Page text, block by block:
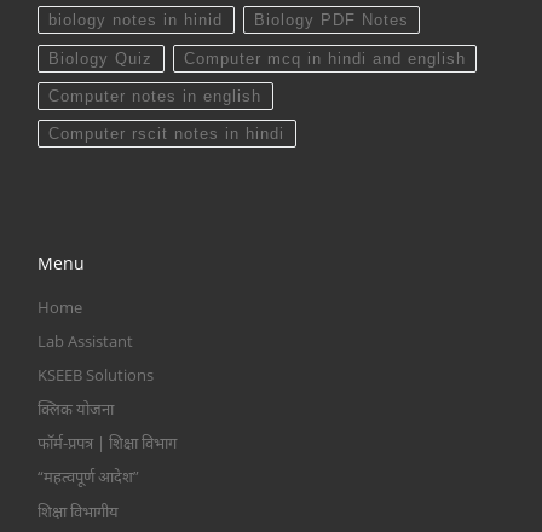
biology notes in hinid Biology PDF Notes
Biology Quiz Computer mcq in hindi and english
Computer notes in english
Computer rscit notes in hindi
Menu
Home
Lab Assistant
KSEEB Solutions
क्लिक योजना
फॉर्म-प्रपत्र | शिक्षा विभाग
“महत्वपूर्ण आदेश”
शिक्षा विभागीय